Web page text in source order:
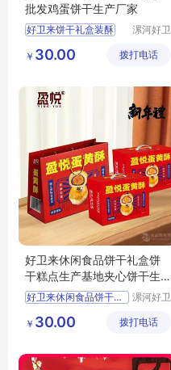
批发鸡蛋饼干生产厂家
好卫来饼干礼盒装酥
漯河好卫
限公司
￥ 30.00 拨打电话
好卫来休闲食品饼干礼盒饼
干糕点生产基地夹心饼干生
产厂家
好卫来休闲食品饼干礼盒
漯河好卫
限公司
￥ 30.00 拨打电话